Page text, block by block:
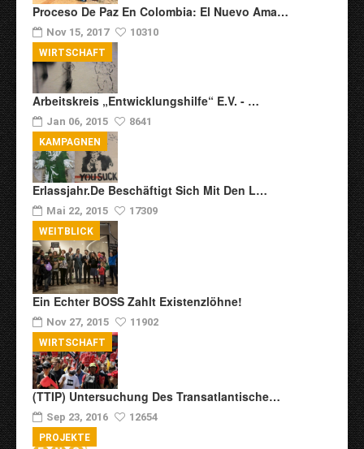
Proceso De Paz En Colombia: El Nuevo Ama…
Nov 15, 2017 10310
Arbeitskreis „Entwicklungshilfe“ E.V. - …
Jan 06, 2015 8641
WIRTSCHAFT
Erlassjahr.de Beschäftigt Sich Mit Den L…
Mai 22, 2015 17309
KAMPAGNEN
Ein Echter BOSS Zahlt Existenzlöhne!
Nov 27, 2015 11902
WEITBLICK
(TTIP) Untersuchung Des Transatlantische…
Sep 23, 2016 12654
WIRTSCHAFT
PROJEKTE